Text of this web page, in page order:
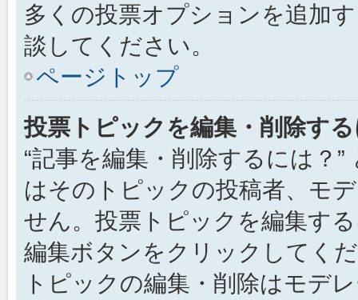
多くの投票オプションを追加
談してください。
ページトップ
投票トピックを編集・削除す
“記事を編集・削除するには？
はそのトピックの投稿者、モ
せん。投票トピックを編集す
編集ボタンをクリックしてく
トピックの編集・削除はモデ